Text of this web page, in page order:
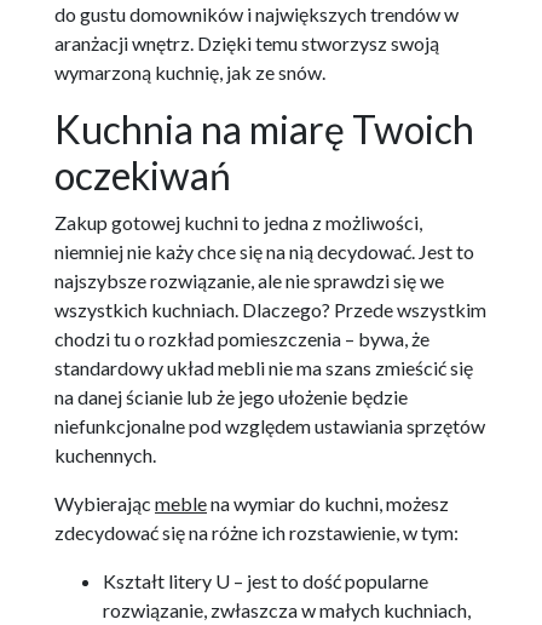
do gustu domowników i największych trendów w
aranżacji wnętrz. Dzięki temu stworzysz swoją
wymarzoną kuchnię, jak ze snów.
Kuchnia na miarę Twoich
oczekiwań
Zakup gotowej kuchni to jedna z możliwości,
niemniej nie każy chce się na nią decydować. Jest to
najszybsze rozwiązanie, ale nie sprawdzi się we
wszystkich kuchniach. Dlaczego? Przede wszystkim
chodzi tu o rozkład pomieszczenia – bywa, że
standardowy układ mebli nie ma szans zmieścić się
na danej ścianie lub że jego ułożenie będzie
niefunkcjonalne pod względem ustawiania sprzętów
kuchennych.
Wybierając meblena wymiar do kuchni, możesz
zdecydować się na różne ich rozstawienie, w tym:
Kształt litery U – jest to dość popularne
rozwiązanie, zwłaszcza w małych kuchniach,